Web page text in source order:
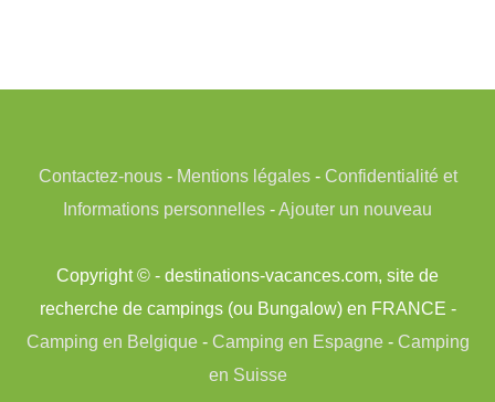
Contactez-nous- Mentions légales- Confidentialité et
Informations personnelles -Ajouter un nouveau
Copyright © - destinations-vacances.com, site de
recherche de campings (ou Bungalow) en FRANCE -
Camping en Belgique- Camping en Espagne- Camping
en Suisse